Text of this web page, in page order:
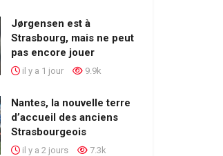
Jørgensen est à
Strasbourg, mais ne peut
pas encore jouer
il y a 1 jour 9.9k
Nantes, la nouvelle terre
d’accueil des anciens
Strasbourgeois
il y a 2 jours 7.3k